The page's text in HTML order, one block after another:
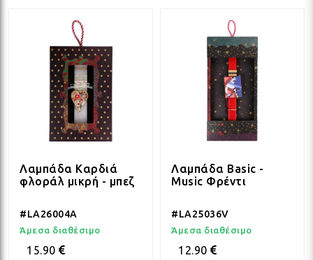
Λαμπάδα Καρδιά
φλοράλ μικρή - μπεζ
#LA26004A
Άμεσα διαθέσιμο
15.90
Λαμπάδα Basic -
Music Φρέντι
#LA25036V
Άμεσα διαθέσιμο
12.90